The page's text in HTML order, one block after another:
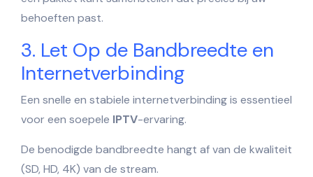
behoeften past.
3. Let Op de Bandbreedte en
Internetverbinding
Een snelle en stabiele internetverbinding is essentieel
voor een soepele IPTV-ervaring.
De benodigde bandbreedte hangt af van de kwaliteit
(SD, HD, 4K) van de stream.